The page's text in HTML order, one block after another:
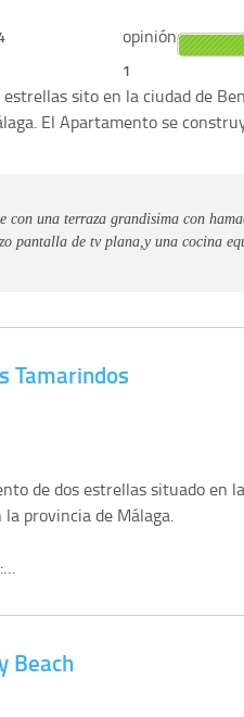
1
opinión
sito en la ciudad de
El Apartamento se
con una terraza grandisima con
pantalla de tv plana,y una cocina
Tamarindos
de dos estrellas situado en
provincia de Málaga.
Beach